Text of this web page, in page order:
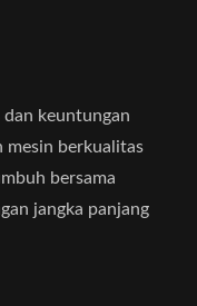
keuntungan
mesin berkualitas
bersama
jangka panjang